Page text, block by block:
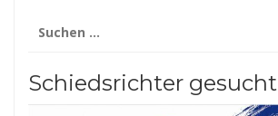
nach:
Schiedsrichter gesucht